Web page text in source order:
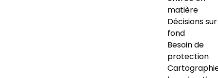
matière
Décisions
fond
Besoin de
protection